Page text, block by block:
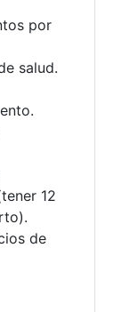
por
salud.
12
de